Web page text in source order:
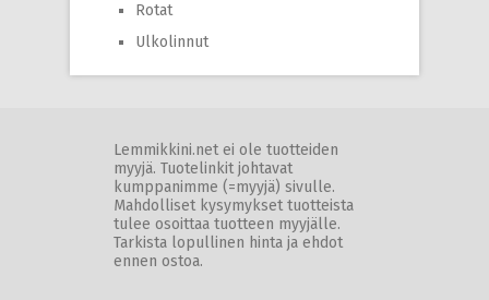
Rotat
Ulkolinnut
Lemmikkini.net ei ole tuotteiden
myyjä. Tuotelinkit johtavat
kumppanimme (=myyjä) sivulle.
Mahdolliset kysymykset tuotteista
tulee osoittaa tuotteen myyjälle.
Tarkista lopullinen hinta ja ehdot
ennen ostoa.